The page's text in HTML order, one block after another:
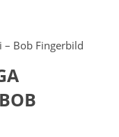
– Bob Fingerbild